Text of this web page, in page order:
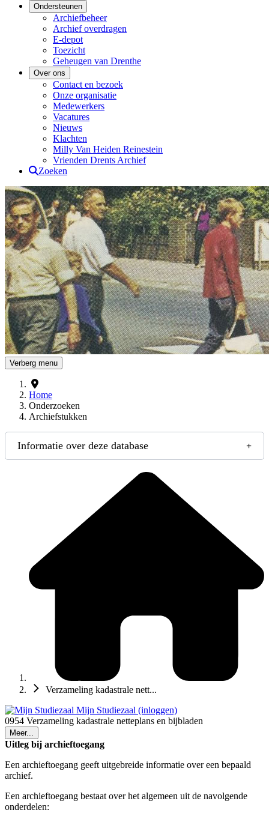
Ondersteunen
Archiefbeheer
Archief overdragen
E-depot
Toezicht
Geheugen van Drenthe
Over ons
Contact en bezoek
Onze organisatie
Medewerkers
Vacatures
Nieuws
Klachten
Milly Van Heiden Reinestein
Vrienden Drents Archief
Zoeken
Drents Archief
Verberg menu
Home
Onderzoeken
Archiefstukken
Informatie over deze database
Verzameling kadastrale nett...
Mijn Studiezaal (inloggen)
0954 Verzameling kadastrale netteplans en bijbladen
Meer...
Uitleg bij archieftoegang
Een archieftoegang geeft uitgebreide informatie over een bepaald
archief.
Een archieftoegang bestaat over het algemeen uit de navolgende
onderdelen: